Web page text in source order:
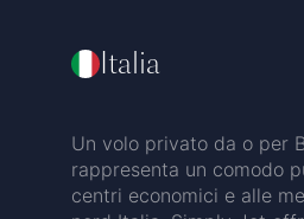
Italia
Un volo privato da o per
rappresenta un comodo
centri economici e alle